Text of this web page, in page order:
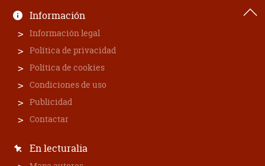
Información
Información legal
Política de privacidad
Política de cookies
Condiciones de uso
Publicidad
Contactar
En lecturalia